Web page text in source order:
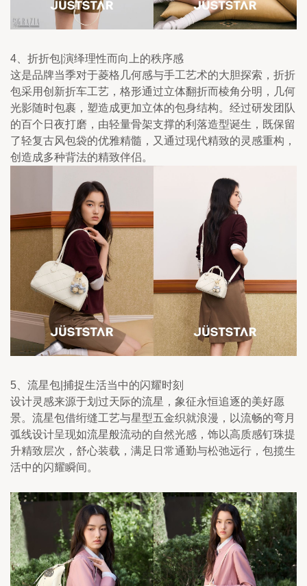
4、折折包|演绎理性而向上的秩序感
这是品牌当季对于菱格几何感与手工艺术的大胆探索，折折
包采用创新折车工艺，格形通过立体翻折而棱角分明，几何
光影随时包裹，塑造成更加立体的包身结构。经过研发团队
的百个日夜打磨，由轻量骨架支撑的利落造型诞生，既保留
了轻复古风包袋的优雅精髓，又通过现代精致的灵感重构，
创造成多种背法的精致伴侣。
5、流星包|捕捉生活当中的闪耀时刻
设计灵感来源于划过天际的流星，象征永恒追逐的美好愿
景。流星包借绗缝工艺与星型五金织就浪漫，以流畅的弯月
弧线设计呈现如流星般流动的自然光感，饰以高质感钉珠提
升精致层次，舒心装载，满足日常通勤与松弛远行，包揽生
活中的闪耀瞬间。